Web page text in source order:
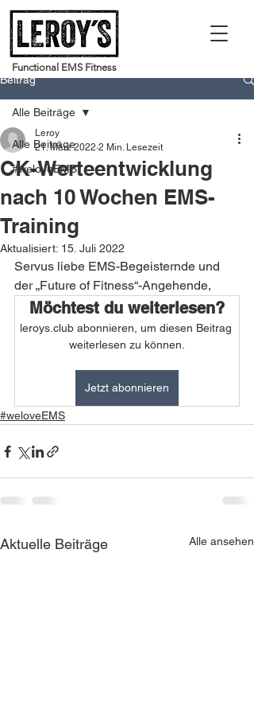
Functional EMS Fitness
Beitrag
Alle Beiträge
#weloveEMS
Alle Beiträge
CK-Werteentwicklung
nach 10 Wochen EMS-
Training
Leroy
21. März 2022 2 Min. Lesezeit
Aktualisiert: 15. Juli 2022
Servus liebe EMS-Begeisternde und
der „Future of Fitness“-Angehende,
Möchtest du weiterlesen?
leroys.club abonnieren, um diesen Beitrag
weiterlesen zu können.
Jetzt abonnieren
#weloveEMS
Aktuelle Beiträge Alle ansehen